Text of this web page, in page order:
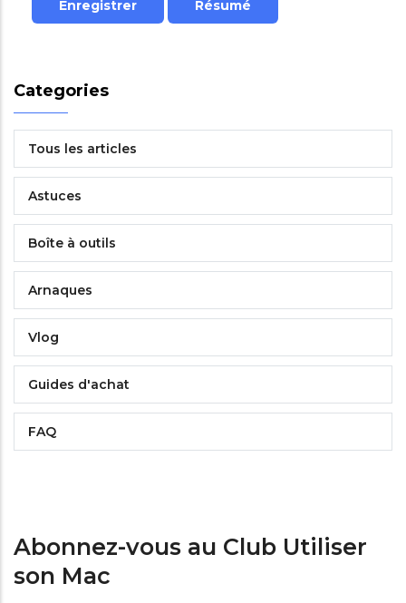
Categories
Tous les articles
Astuces
Boîte à outils
Arnaques
Vlog
Guides d'achat
FAQ
Abonnez-vous au Club Utiliser
son Mac